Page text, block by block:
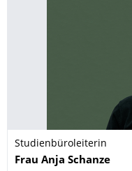
Studienbüroleiterin
Name
Frau Anja Schanze